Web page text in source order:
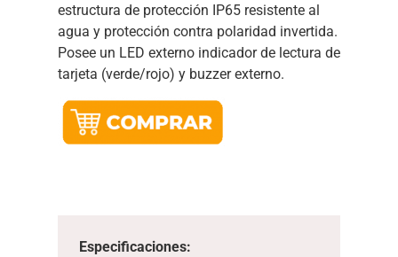
estructura de protección IP65 resistente al
agua y protección contra polaridad invertida.
Posee un LED externo indicador de lectura de
tarjeta (verde/rojo) y buzzer externo.
Especificaciones: